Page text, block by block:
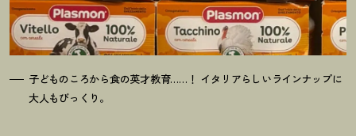
子どものころから食の英才教育…… ！ イタリアらしいラインナップに
大人もびっくり。